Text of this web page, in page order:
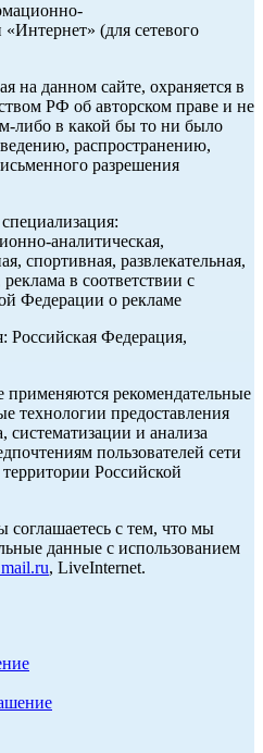
(для сетевого
на данном сайте, охраняется в
РФ об авторском праве и не
либо в какой бы то ни было
распространению,
разрешения
аналитическая,
спортивная, развлекательная,
в соответствии с
Федерации о рекламе
Российская Федерация,
рекомендательные
технологии предоставления
и анализа
пользователей сети
Российской
соглашаетесь с тем, что мы
данные с использованием
, LiveInternet.